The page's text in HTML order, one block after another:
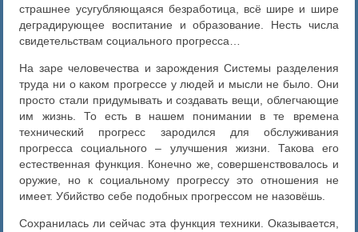
страшнее усугубляющаяся безработица, всё шире и шире
деградирующее воспитание и образование. Несть числа
свидетельствам социального прогресса…
На заре человечества и зарождения Системы разделения
труда ни о каком прогрессе у людей и мысли не было. Они
просто стали придумывать и создавать вещи, облегчающие
им жизнь. То есть в нашем понимании в те времена
технический прогресс зародился для обслуживания
прогресса социального – улучшения жизни. Такова его
естественная функция. Конечно же, совершенствовалось и
оружие, но к социальному прогрессу это отношения не
имеет. Убийство себе подобных прогрессом не назовёшь.
Сохранилась ли сейчас эта функция техники. Оказывается,